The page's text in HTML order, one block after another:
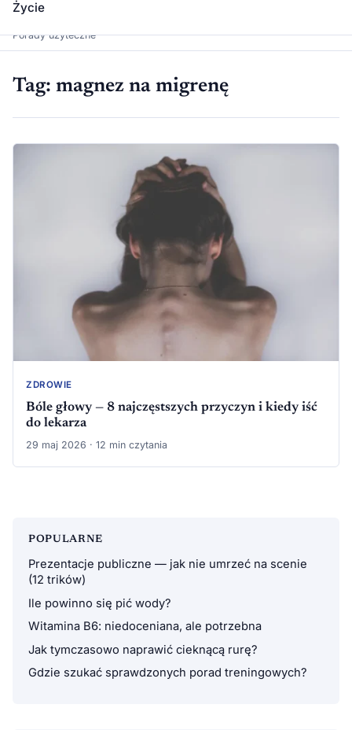
Dawka Wiedzy
Porady użyteczne
Życie
Tag: magnez na migrenę
ZDROWIE
Bóle głowy — 8 najczęstszych przyczyn i kiedy iść
do lekarza
29 maj 2026 · 12 min czytania
POPULARNE
Prezentacje publiczne — jak nie umrzeć na scenie
(12 trików)
Ile powinno się pić wody?
Witamina B6: niedoceniana, ale potrzebna
Jak tymczasowo naprawić cieknącą rurę?
Gdzie szukać sprawdzonych porad treningowych?